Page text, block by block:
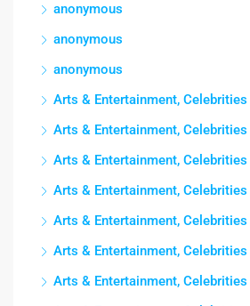
anonymous
anonymous
anonymous
Arts & Entertainment, Celebrities
Arts & Entertainment, Celebrities
Arts & Entertainment, Celebrities
Arts & Entertainment, Celebrities
Arts & Entertainment, Celebrities
Arts & Entertainment, Celebrities
Arts & Entertainment, Celebrities